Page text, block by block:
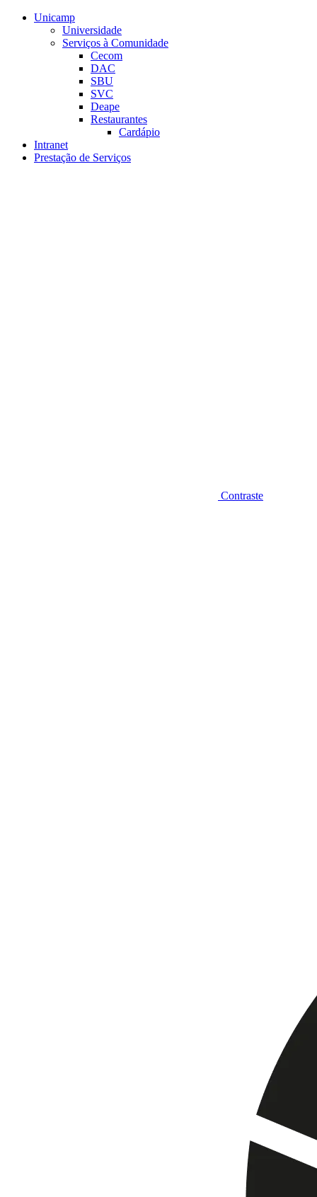
Conteúdo principal
Unicamp
Universidade
Serviços à Comunidade
Cecom
DAC
SBU
SVC
Deape
Restaurantes
Cardápio
Intranet
Prestação de Serviços
Contraste